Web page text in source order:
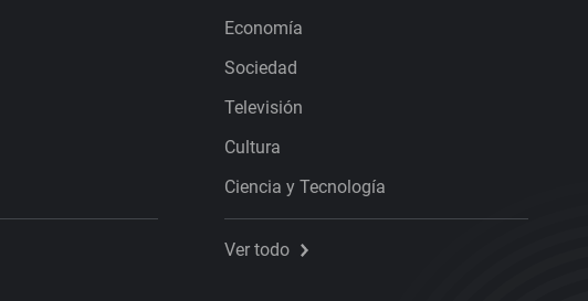
Economía
Sociedad
Televisión
Cultura
Ciencia y Tecnología
Ver todo